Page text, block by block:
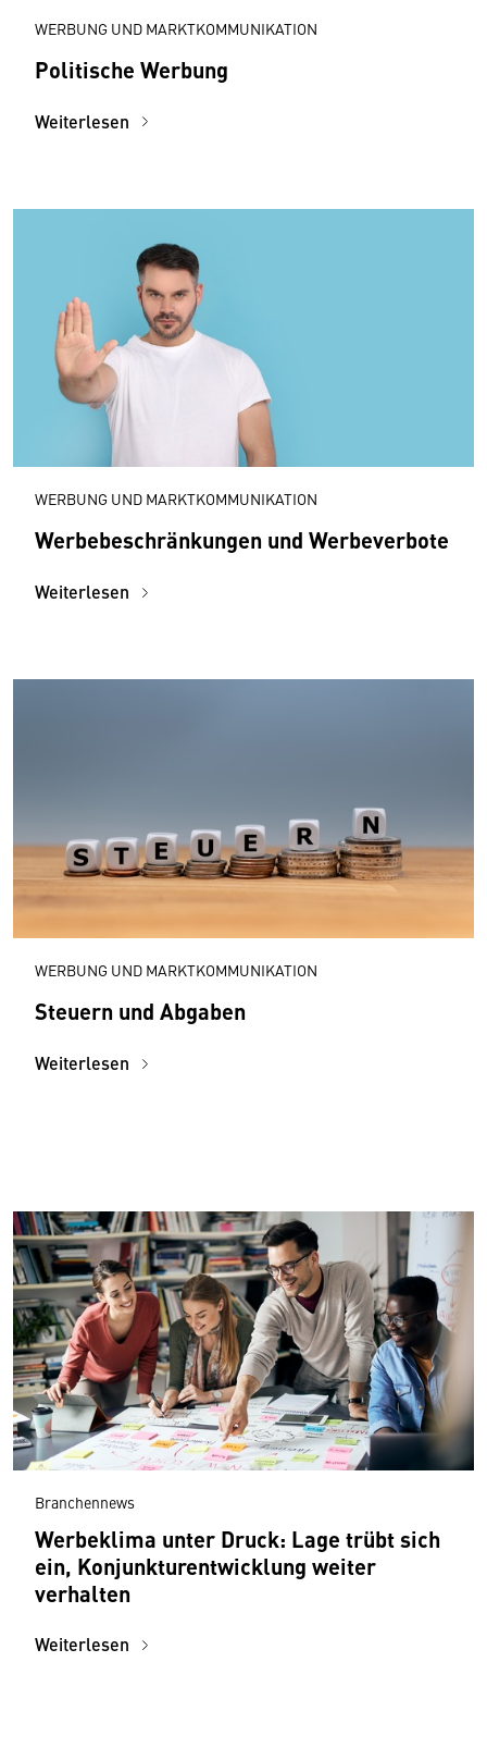
WERBUNG UND MARKTKOMMUNIKATION
Politische Werbung
Weiterlesen
WERBUNG UND MARKTKOMMUNIKATION
Werbebeschränkungen und Werbeverbote
Weiterlesen
WERBUNG UND MARKTKOMMUNIKATION
Steuern und Abgaben
Weiterlesen
Branchennews
Werbeklima unter Druck: Lage trübt sich
ein, Konjunkturentwicklung weiter
verhalten
Weiterlesen